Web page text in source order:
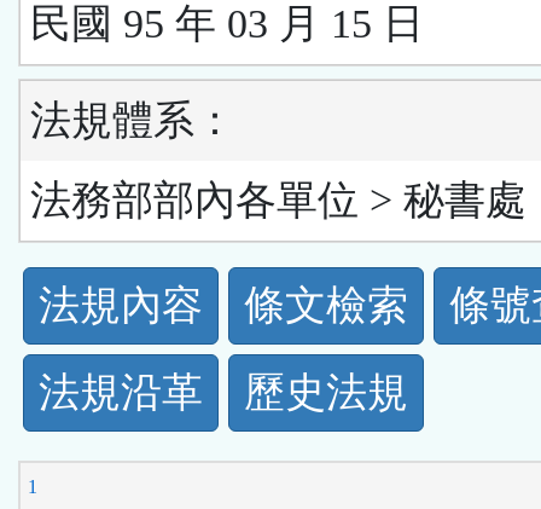
民國 95 年 03 月 15 日
法規體系：
法務部部內各單位 > 秘書處
法
規
功
能
法規內容 條文檢索
條
法規沿革
歷史法規
1